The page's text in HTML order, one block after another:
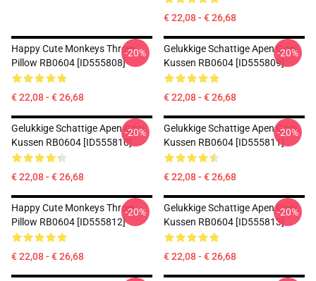
€ 22,08 - € 26,68
Happy Cute Monkeys Throw
Pillow RB0604 [ID555808]
€ 22,08 - € 26,68
-20%
Gelukkige Schattige Apen Gooi
Kussen RB0604 [ID555809]
€ 22,08 - € 26,68
-20%
Gelukkige Schattige Apen Gooi
Kussen RB0604 [ID555810]
€ 22,08 - € 26,68
-20%
Gelukkige Schattige Apen Gooi
Kussen RB0604 [ID555811]
€ 22,08 - € 26,68
-20%
Happy Cute Monkeys Throw
Pillow RB0604 [ID555812]
€ 22,08 - € 26,68
-20%
Gelukkige Schattige Apen Gooi
Kussen RB0604 [ID555813]
€ 22,08 - € 26,68
-20%